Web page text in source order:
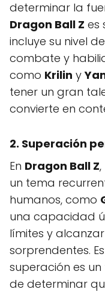
determinar la
Dragon Ball Z es
incluye su nivel
combate y
como Krilin y
tener un gran
convierte en
2. Superación
En Dragon Ball Z
un tema
humanos, como
una capacidad
límites y
sorprendentes.
superación es
de determinar